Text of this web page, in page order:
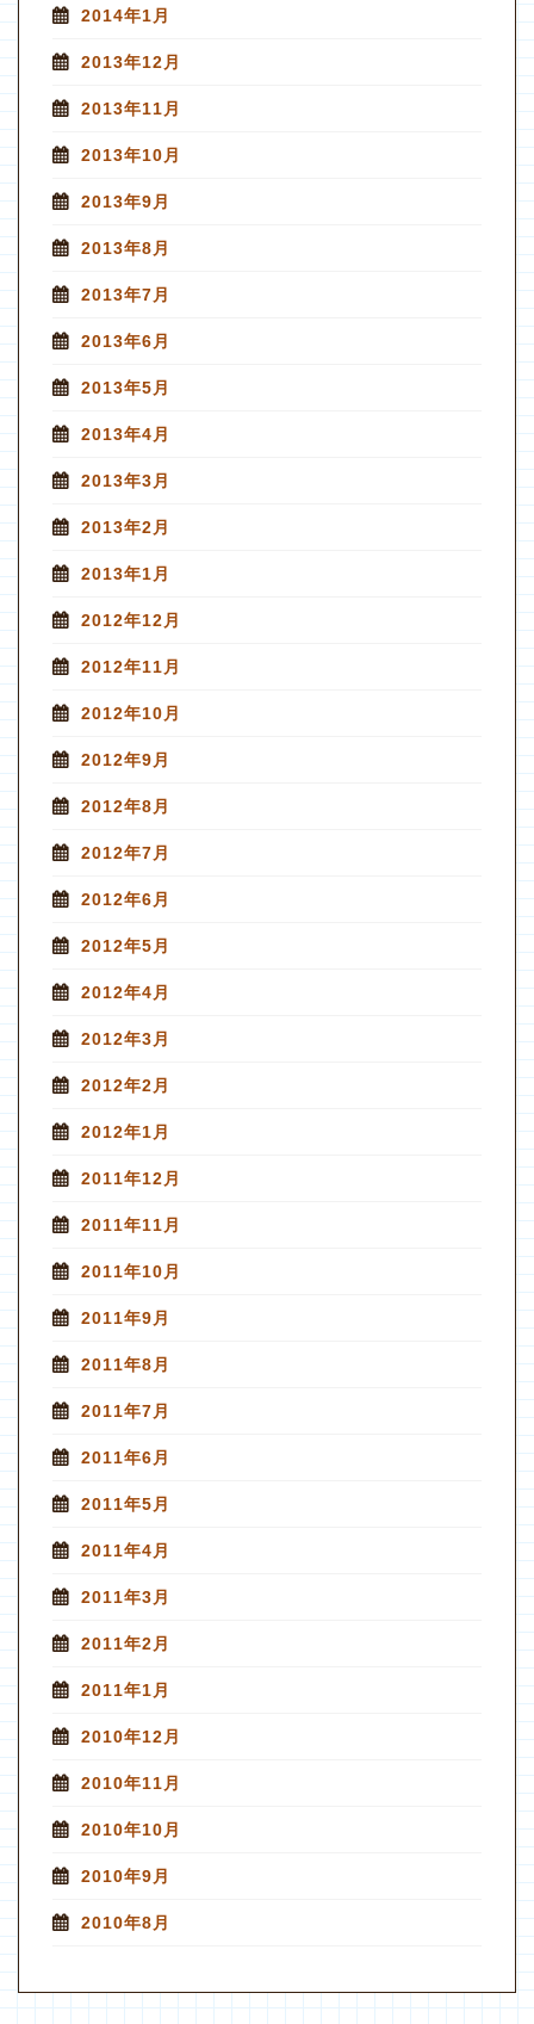
2014年1月
2013年12月
2013年11月
2013年10月
2013年9月
2013年8月
2013年7月
2013年6月
2013年5月
2013年4月
2013年3月
2013年2月
2013年1月
2012年12月
2012年11月
2012年10月
2012年9月
2012年8月
2012年7月
2012年6月
2012年5月
2012年4月
2012年3月
2012年2月
2012年1月
2011年12月
2011年11月
2011年10月
2011年9月
2011年8月
2011年7月
2011年6月
2011年5月
2011年4月
2011年3月
2011年2月
2011年1月
2010年12月
2010年11月
2010年10月
2010年9月
2010年8月